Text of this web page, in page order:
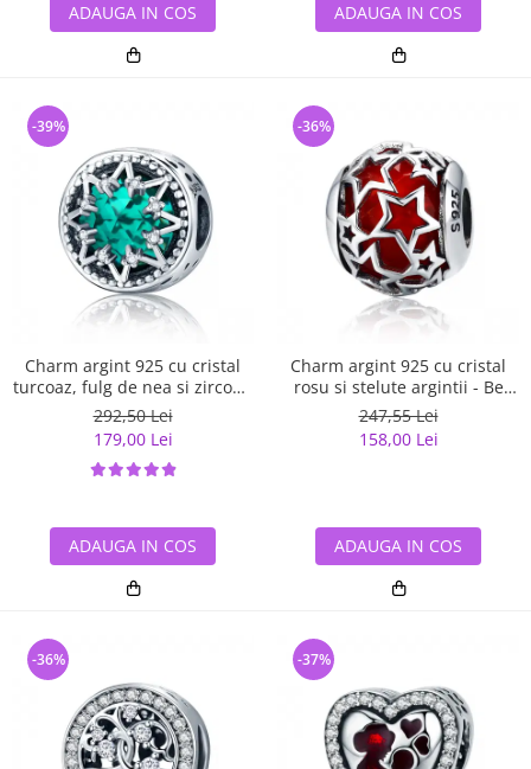
ADAUGA IN COS ADAUGA IN COS
Charm argint 925 cu cristal
turcoaz, fulg de nea si zirconii
albe - Be Nature PST0110
292,50 Lei
179,00 Lei
-39%
ADAUGA IN COS
Charm argint 925 cu cristal
rosu si stelute argintii - Be
Nature PST0115
247,55 Lei
158,00 Lei
-36%
ADAUGA IN COS
-36% -37%